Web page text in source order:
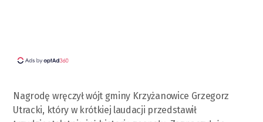
Nagrodę wręczył wójt gminy Krzyżanowice Grzegorz
Utracki, który w krótkiej laudacji przedstawił